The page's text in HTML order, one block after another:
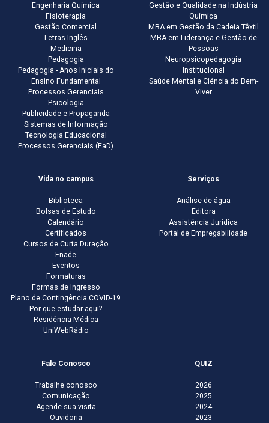
Engenharia Química
Fisioterapia
Gestão Comercial
Letras-Inglês
Medicina
Pedagogia
Pedagogia - Anos Iniciais do
Ensino Fundamental
Processos Gerenciais
Psicologia
Publicidade e Propaganda
Sistemas de Informação
Tecnologia Educacional
Processos Gerenciais (EaD)
Gestão e Qualidade na Indústria
Química
MBA em Gestão da Cadeia Têxtil
MBA em Liderança e Gestão de
Pessoas
Neuropsicopedagogia
Institucional
Saúde Mental e Ciência do Bem-
Viver
Vida no campus
Biblioteca
Bolsas de Estudo
Calendário
Certificados
Cursos de Curta Duração
Enade
Eventos
Formaturas
Formas de Ingresso
Plano de Contingência COVID-19
Por que estudar aqui?
Residência Médica
UniWebRádio
Serviços
Análise de água
Editora
Assistência Jurídica
Portal de Empregabilidade
Fale Conosco
Trabalhe conosco
Comunicação
Agende sua visita
Ouvidoria
QUIZ
2026
2025
2024
2023